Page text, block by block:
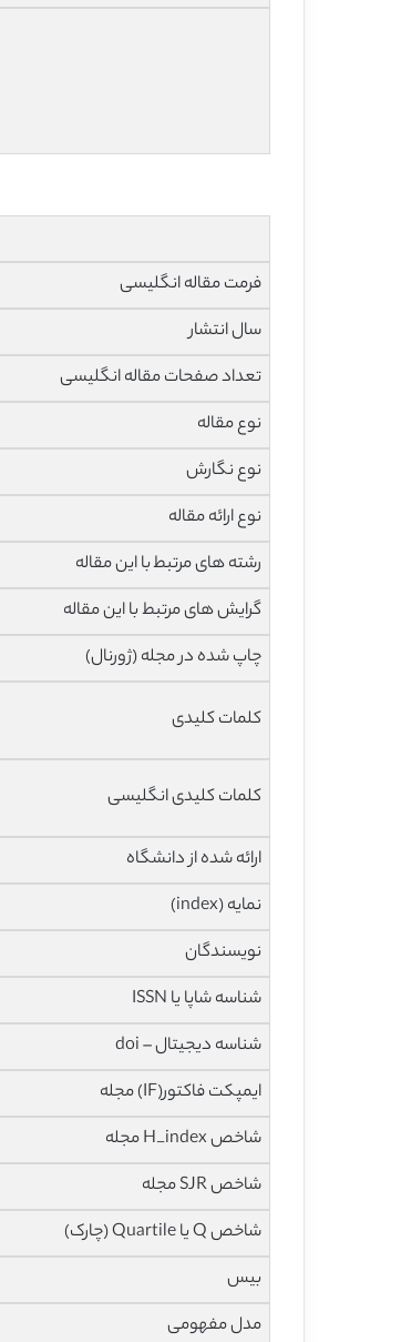
فرمت مقاله انگلیسی
سال انتشار
تعداد صفحات مقاله انگلیسی
نوع مقاله
نوع نگارش
نوع ارائه مقاله
رشته های مرتبط با این مقاله
گرایش های مرتبط با این مقاله
چاپ شده در مجله (ژورنال)
کلمات کلیدی
کلمات کلیدی انگلیسی
ارائه شده از دانشگاه
نمایه (index)
نویسندگان
شناسه شاپا یا ISSN
شناسه دیجیتال – doi
ایمپکت فاکتور(IF) مجله
شاخص H_index مجله
شاخص SJR مجله
شاخص Q یا Quartile (چارک)
بیس
مدل مفهومی